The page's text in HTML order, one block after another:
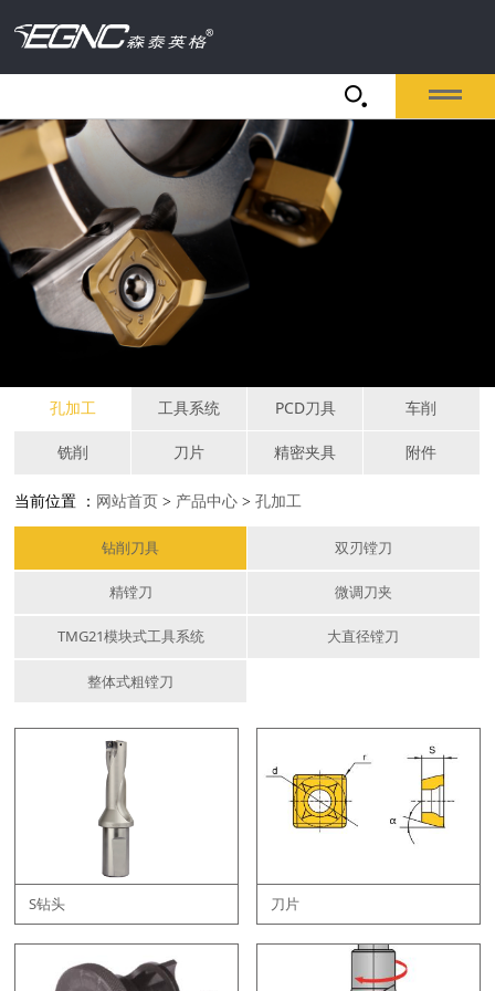
孔加工 工具系统 PCD刀具 车削
铣削 刀片 精密夹具 附件
当前位置 ： 网站首页 > 产品中心 >孔加工
钻削刀具 双刃镗刀
精镗刀 微调刀夹
TMG21模块式工具系统 大直径镗刀
整体式粗镗刀
S钻头 刀片